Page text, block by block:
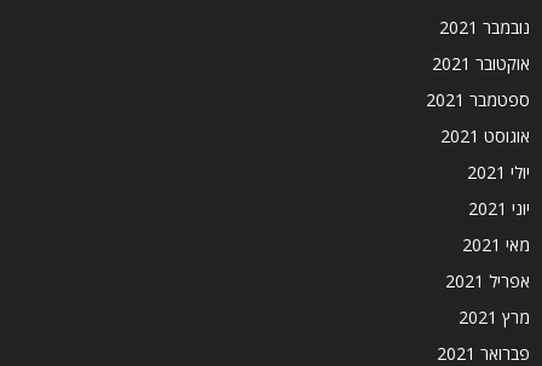
נובמבר 2021
אוקטובר 2021
ספטמבר 2021
אוגוסט 2021
יולי 2021
יוני 2021
מאי 2021
אפריל 2021
מרץ 2021
פברואר 2021